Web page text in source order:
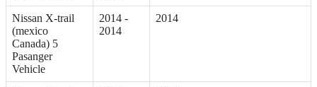
Nissan X-trail
(mexico
Canada) 5
Pasanger
Vehicle
2014 -
2014
2014